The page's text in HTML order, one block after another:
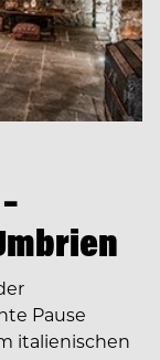
Pause
italienischen